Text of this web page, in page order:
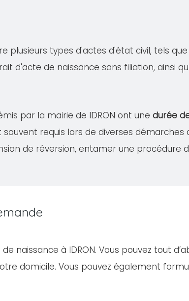
plusieurs types d'actes d'état civil, tels
d'acte de naissance sans filiation, ainsi
par la mairie de IDRON ont une durée
souvent requis lors de diverses
de réversion, entamer une procédure
naissance à IDRON. Vous pouvez tout
domicile. Vous pouvez également